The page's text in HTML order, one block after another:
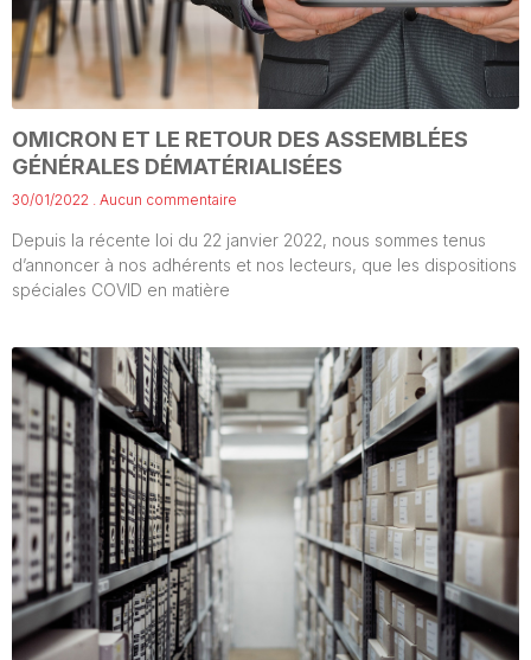
OMICRON ET LE RETOUR DES ASSEMBLÉES
GÉNÉRALES DÉMATÉRIALISÉES
30/01/2022 Aucun commentaire
Depuis la récente loi du 22 janvier 2022, nous sommes tenus
d’annoncer à nos adhérents et nos lecteurs, que les dispositions
spéciales COVID en matière